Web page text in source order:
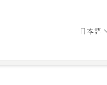
日本語
ス